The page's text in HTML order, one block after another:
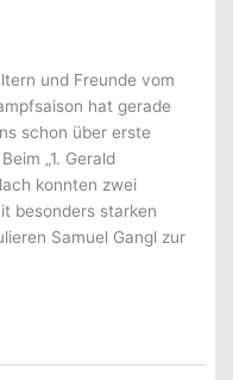
und Freunde vom
hat gerade
schon über erste
„1. Gerald
konnten zwei
besonders starken
Samuel Gangl zur